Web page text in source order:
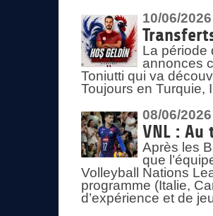
10/06/2026
La période
annonces
Toniutti qui va
Toujours en Turquie,
08/06/2026
VNL : Au
Après les
que
Volleyball Nations
programme (Italie,
d’expérience et de